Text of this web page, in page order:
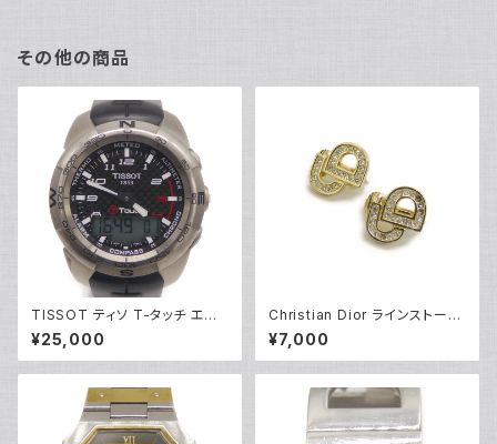
その他の商品
TISSOT ティソ T-タッチ エキ
スパート クォーツ 腕時計 T01
3.420.17.202.00 黒文字盤 Y
05277
¥25,000
Christian Dior ラインストーン
CDロゴ クリップイヤリング ※
石抜けあり Y05247
¥7,000